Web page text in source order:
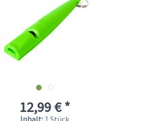
12,99 € *